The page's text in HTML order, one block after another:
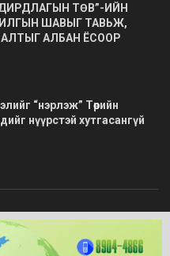
ТӨВ”-ИЙН
ШАВЫГ ТАВЬЖ,
АЛБАН ЁСООР
“нэрлэж” Төрийн
нүүрстэй хутгасангүй
хамгаалагдсан. Загварыг